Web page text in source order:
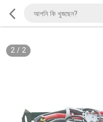
2/ 2